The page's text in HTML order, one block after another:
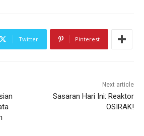
Twitter Pinterest
Next article
Sasaran Hari Ini: Reaktor
OSIRAK!